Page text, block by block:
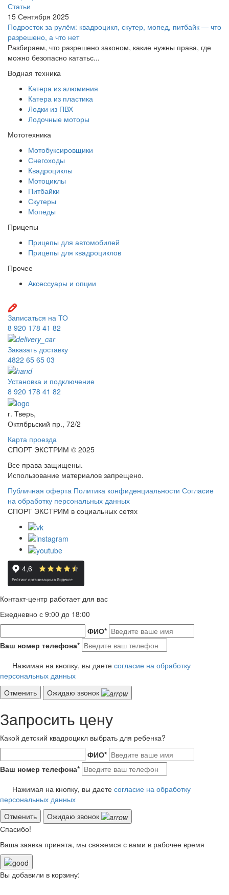
Статьи
15 Сентября 2025
Подросток за рулём: квадроцикл, скутер, мопед, питбайк — что
разрешено, а что нет
Разбираем, что разрешено законом, какие нужны права, где
можно безопасно кататьс...
Водная техника
Катера из алюминия
Катера из пластика
Лодки из ПВХ
Лодочные моторы
Мототехника
Мотобуксировщики
Снегоходы
Квадроциклы
Мотоциклы
Питбайки
Скутеры
Мопеды
Прицепы
Прицепы для автомобилей
Прицепы для квадроциклов
Прочее
Аксессуары и опции
Записаться на ТО
8 920 178 41 82
Заказать доставку
4822 65 65 03
Установка и подключение
8 920 178 41 82
г. Тверь,
Октябрьский пр., 72/2
Карта проезда
СПОРТ ЭКСТРИМ © 2025
Все права защищены.
Использование материалов запрещено.
Публичная оферта Политика конфиденциальности Согласие
на обработку персональных данных
СПОРТ ЭКСТРИМ в социальных сетях
Контакт-центр работает для вас
Ежедневно с 9:00 до 18:00
ФИО*
Ваш номер телефона*
Нажимая на кнопку, вы даете согласие на обработку
персональных данных
Отменить
Ожидаю звонок
Запросить цену
Какой детский квадроцикл выбрать для ребенка?
ФИО*
Ваш номер телефона*
Нажимая на кнопку, вы даете согласие на обработку
персональных данных
Отменить
Ожидаю звонок
Спасибо!
Ваша заявка принята, мы свяжемся с вами в рабочее время
Вы добавили в корзину: